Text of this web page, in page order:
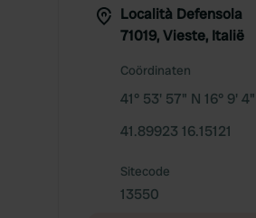
Località Defensola
71019, Vieste, Italië
Coördinaten
41° 53' 57" N 16° 9'
41.89923 16.15121
Sitecode
13550